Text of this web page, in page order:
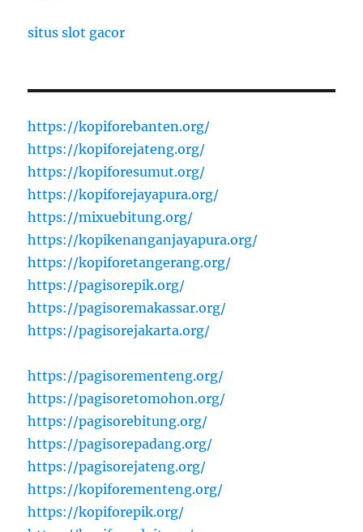
situs slot gacor
https://kopiforebanten.org/
https://kopiforejateng.org/
https://kopiforesumut.org/
https://kopiforejayapura.org/
https://mixuebitung.org/
https://kopikenanganjayapura.org/
https://kopiforetangerang.org/
https://pagisorepik.org/
https://pagisoremakassar.org/
https://pagisorejakarta.org/
https://pagisorementeng.org/
https://pagisoretomohon.org/
https://pagisorebitung.org/
https://pagisorepadang.org/
https://pagisorejateng.org/
https://kopiforementeng.org/
https://kopiforepik.org/